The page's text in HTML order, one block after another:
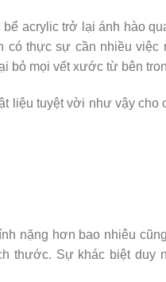
acrylic trở lại ánh hào
có thực sự cần nhiều việc
bỏ mọi vết xước từ bên
liệu tuyệt vời như vậy cho
nặng hơn bao nhiêu
thước. Sự khác biệt duy